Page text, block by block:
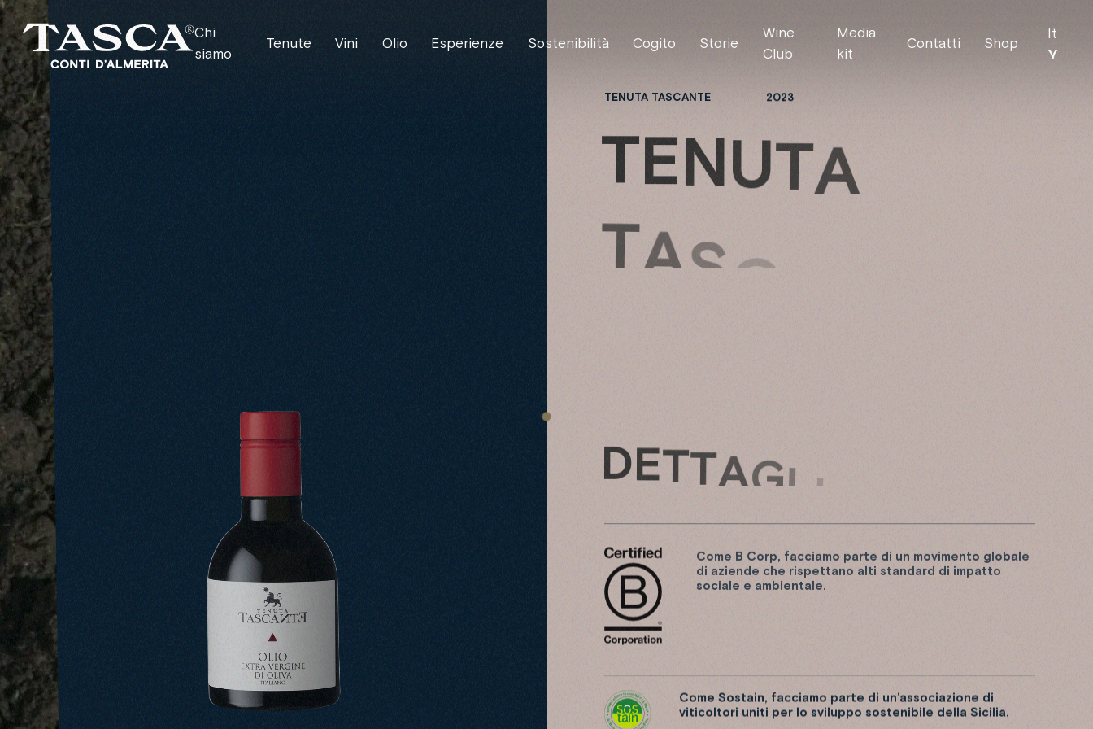
Chi
siamo
Tenute Vini Olio Esperienze Sostenibilità Cogito Storie
Wine
Club
Media
kit
Contatti Shop
It
⋎
TENUTA TASCANTE 2023
TENUTA
TAS
DETTAGL I
Come B Corp, facciamo parte di un movimento globale
di aziende che rispettano alti standard di impatto
sociale e ambientale.
Come Sostain, facciamo parte di un’associazione di
viticoltori uniti per lo sviluppo sostenibile della Sicilia.